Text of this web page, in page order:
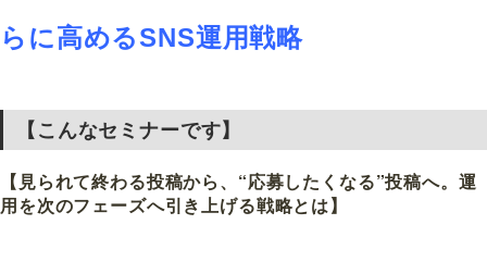
らに高めるSNS運用戦略
【こんなセミナーです】
【見られて終わる投稿から、“応募したくなる”投稿へ。運
用を次のフェーズへ引き上げる戦略とは】